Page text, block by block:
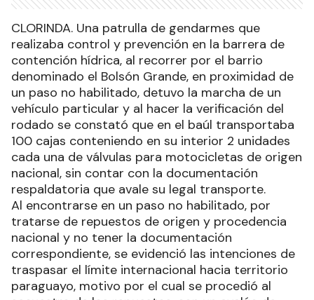
CLORINDA. Una patrulla de gendarmes que
realizaba control y prevención en la barrera de
contención hídrica, al recorrer por el barrio
denominado el Bolsón Grande, en proximidad de
un paso no habilitado, detuvo la marcha de un
vehículo particular y al hacer la verificación del
rodado se constató que en el baúl transportaba
100 cajas conteniendo en su interior 2 unidades
cada una de válvulas para motocicletas de origen
nacional, sin contar con la documentación
respaldatoria que avale su legal transporte.
Al encontrarse en un paso no habilitado, por
tratarse de repuestos de origen y procedencia
nacional y no tener la documentación
correspondiente, se evidenció las intenciones de
traspasar el límite internacional hacia territorio
paraguayo, motivo por el cual se procedió al